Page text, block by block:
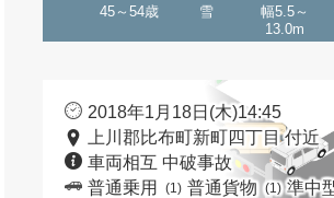
45～54歳 雪
幅5.5～
13.0m
2018年1月18日(木)14:45
上川郡比布町新町四丁目 付近
車両相互 中破事故
普通乗用
(1) 普通貨物 (1) 準中